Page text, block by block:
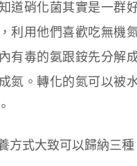
道硝化菌其實是一群
利用他們喜歡吃無機
有毒的氨跟銨先分解
氮。轉化的氮可以被
方式大致可以歸納三種